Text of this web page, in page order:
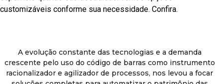
customizáveis conforme sua necessidade. Confira.
A evolução constante das tecnologias e a demanda
crescente pelo uso do código de barras como instrumento
racionalizador e agilizador de processos, nos levou a focar